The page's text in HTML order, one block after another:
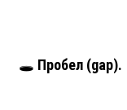
🕳️ Пробел (gap).